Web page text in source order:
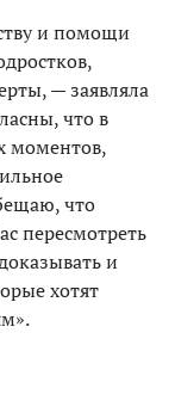
и помощи
— заявляла
что в
моментов,
что
пересмотреть
и
хотят